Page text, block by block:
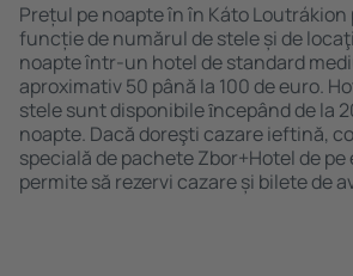
Prețul pe noapte în în Káto Loutrákion
funcție de numărul de stele și de
noapte într-un hotel de standard
aproximativ 50 până la 100 de euro.
stele sunt disponibile ȋncepând de la
noapte. Dacă doreşti cazare ieftină,
specială de pachete Zbor+Hotel de pe
permite să rezervi cazare și bilete de